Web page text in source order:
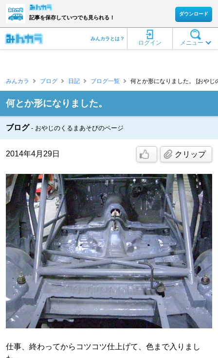
記事を保存していつでも見られる！
ダウンロード
メニュー
ログイン
みんカラとは？
みんカラ ブログ 日記 ブログ一覧 何とか形になりました。 [おやじ
何とか形になりました。
ブログ おやじのくるまあそびのページ
2014年4月29日 クリップ
仕事、終わってからコツコツ仕上げて、色まで入りまし